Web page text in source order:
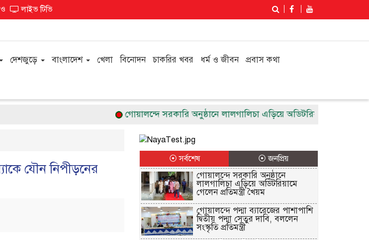
লাইভ টিভি
দেশজুড়ে বাংলাদেশ খেলা বিনোদন চাকরির খবর ধর্ম ও জীবন প্রবাস কথা
গোয়ালন্দে সরকারি অনুষ্ঠানে লালগালিচা এড়িয়ে অডিটরিয়ামে গেলেন
যৌন নিপীড়নের
⦿ সর্বশেষ ⦿ জনপ্রিয়
গোয়ালন্দে সরকারি অনুষ্ঠানে
লালগালিচা এড়িয়ে অডিটরিয়ামে
গেলেন প্রতিমন্ত্রী খৈয়ম
গোয়ালন্দে পদ্মা ব্যারেজের পাশাপাশি
দ্বিতীয় পদ্মা সেতুর দাবি, বললেন
সংস্কৃতি প্রতিমন্ত্রী